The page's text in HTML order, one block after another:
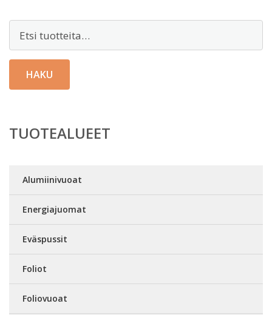
HAKU
TUOTEALUEET
Alumiinivuoat
Energiajuomat
Eväspussit
Foliot
Foliovuoat